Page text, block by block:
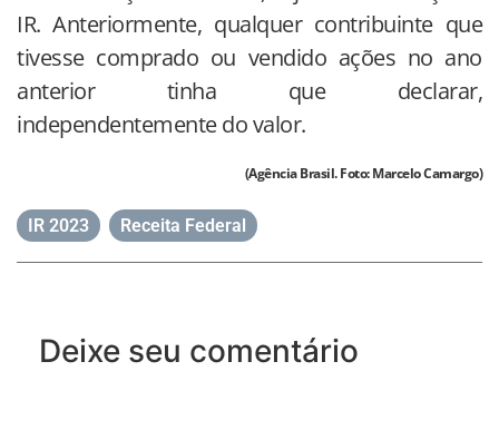
IR. Anteriormente, qualquer contribuinte que
tivesse comprado ou vendido ações no ano
anterior tinha que declarar,
independentemente do valor.
(Agência Brasil. Foto: Marcelo Camargo)
IR 2023 Receita Federal
Deixe seu comentário